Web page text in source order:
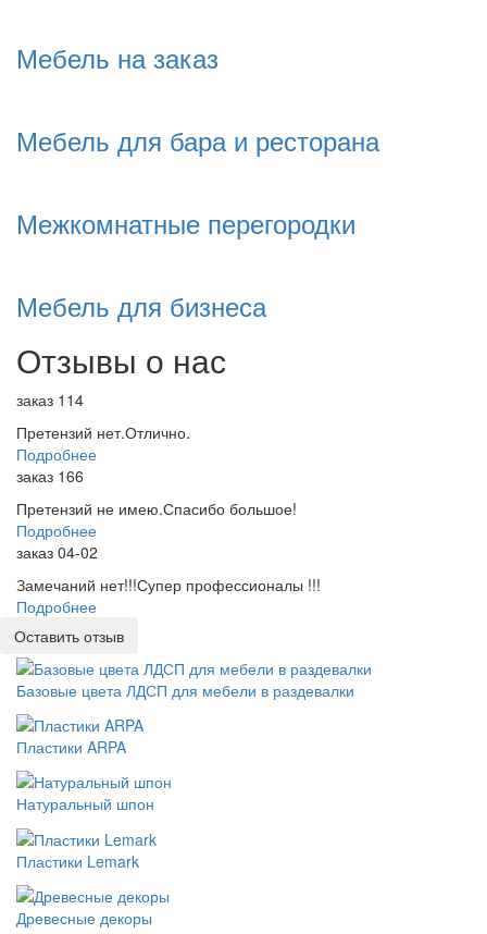
Мебель на заказ
Мебель для бара и ресторана
Межкомнатные перегородки
Мебель для бизнеса
Отзывы о нас
заказ 114
Претензий нет.Отлично.
Подробнее
заказ 166
Претензий не имею.Спасибо большое!
Подробнее
заказ 04-02
Замечаний нет!!!Супер профессионалы !!!
Подробнее
Оставить отзыв
Базовые цвета ЛДСП для мебели в раздевалки
Пластики ARPA
Натуральный шпон
Пластики Lemark
Древесные декоры